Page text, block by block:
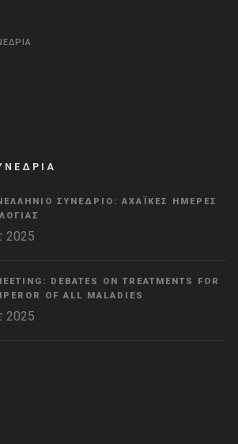
ΣΥΝΈΔΡΙΟ: ΑΧΑΪΚΈΣ ΗΜΈΡΕΣ
2025
DEBATES ON TREATMENTS FOR
OF ALL MALADIES
2025